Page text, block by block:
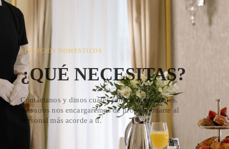
SERVICIOS DOMESTICOS
¿QUÉ NECESITAS?
Contáctanos y dinos cuáles son tus necesidades.
Nosotros nos encargaremos de proporcionarte al
personal más acorde a ti.